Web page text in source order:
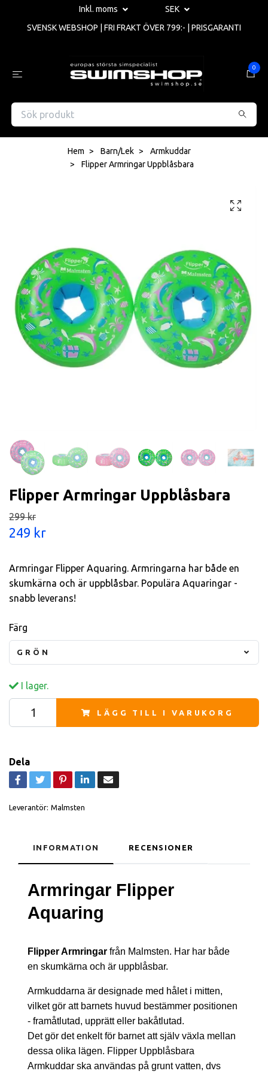
Inkl. moms
SEK
SVENSK WEBSHOP | FRI FRAKT ÖVER 799:- | PRISGARANTI
0
Hem Barn/Lek
Armkuddar
Flipper Armringar Uppblåsbara
Flipper Armringar Uppblåsbara
299 kr
249 kr
Armringar Flipper Aquaring. Armringarna har både en
skumkärna och är uppblåsbar. Populära Aquaringar -
snabb leverans!
Färg
GRÖN
I lager.
LÄGG TILL I VARUKORG
Dela
Leverantör: Malmsten
INFORMATION RECENSIONER
Armringar Flipper
Aquaring
Flipper Armringar från Malmsten. Har har både
en skumkärna och är uppblåsbar.
Armkuddarna är designade med hålet i mitten,
vilket gör att barnets huvud bestämmer positionen
- framåtlutad, upprätt eller bakåtlutad.
Det gör det enkelt för barnet att själv växla mellan
dessa olika lägen. Flipper Uppblåsbara
Armkuddar ska användas på grunt vatten, dvs